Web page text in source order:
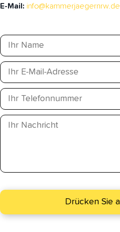
E-Mail: info@kammerjaegernrw.de